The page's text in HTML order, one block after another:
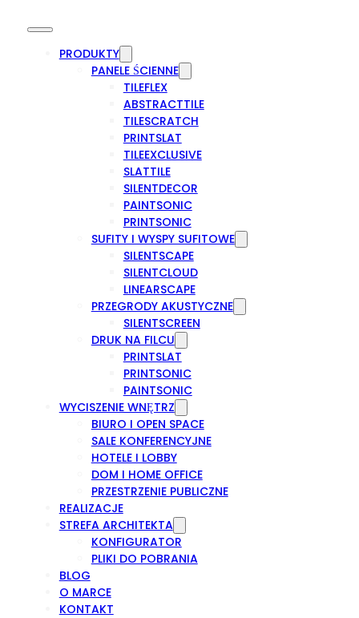
PRODUKTY
PANELE ŚCIENNE
TILEFLEX
ABSTRACTTILE
TILESCRATCH
PRINTSLAT
TILEEXCLUSIVE
SLATTILE
SILENTDECOR
PAINTSONIC
PRINTSONIC
SUFITY I WYSPY SUFITOWE
SILENTSCAPE
SILENTCLOUD
LINEARSCAPE
PRZEGRODY AKUSTYCZNE
SILENTSCREEN
DRUK NA FILCU
PRINTSLAT
PRINTSONIC
PAINTSONIC
WYCISZENIE WNĘTRZ
BIURO I OPEN SPACE
SALE KONFERENCYJNE
HOTELE I LOBBY
DOM I HOME OFFICE
PRZESTRZENIE PUBLICZNE
REALIZACJE
STREFA ARCHITEKTA
KONFIGURATOR
PLIKI DO POBRANIA
BLOG
O MARCE
KONTAKT